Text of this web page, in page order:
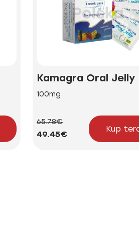
Kamagra Oral Jelly
100mg
65.78€
49.45€
Kup